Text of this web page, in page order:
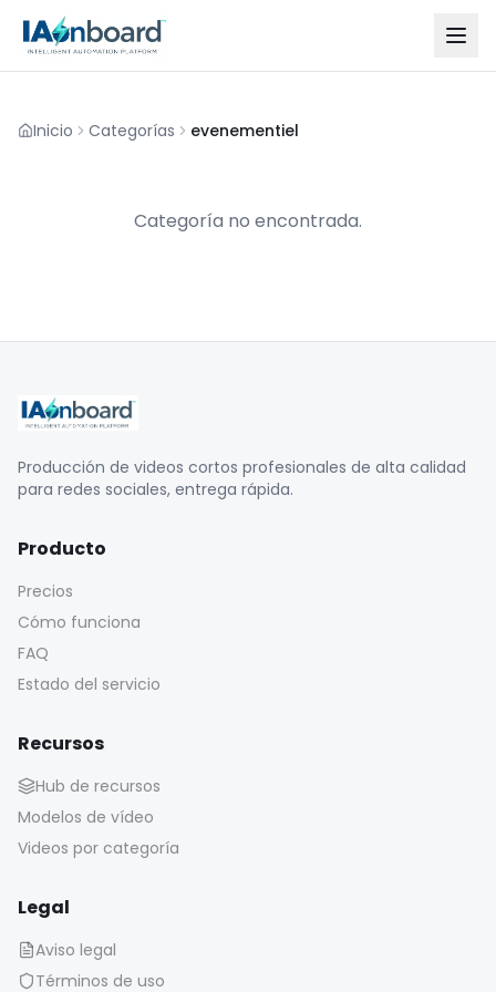
Inicio Categorías evenementiel
Categoría no encontrada.
Producción de videos cortos profesionales de alta calidad
para redes sociales, entrega rápida.
Producto
Precios
Cómo funciona
FAQ
Estado del servicio
Recursos
Hub de recursos
Modelos de vídeo
Videos por categoría
Legal
Aviso legal
Términos de uso